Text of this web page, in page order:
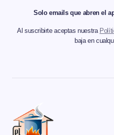
Solo emails que abren el
Al suscribirte aceptas nuestra
baja en